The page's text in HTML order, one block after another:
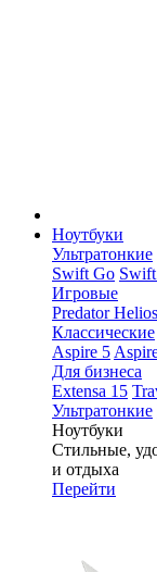
Ноутбуки
Ультратонкие
Swift Go
Игровые
Predator
Классические
Aspire 5
Для бизнеса
Extensa 15
Ультратонкие
Ноутбуки
Стильные,
и отдыха
Перейти